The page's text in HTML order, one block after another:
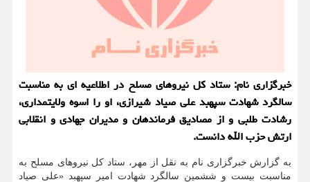
خبرگزاری نام: ستاد کل نیروهای مسلح در اطلاعیه ای به مناسبت
سالگرد شهادت سپهبد علی صیاد شیرازی، او را اسوه ولایتمداری،
رشادت طلبی و از مصادیق فرماندهان و مدیران جهادی و انقلابی
ارتش حزب الله دانست.
به گزارش خبرگزاری نام به نقل از مهر، ستاد کل نیروهای مسلح به
مناسبت بیست و ششمین سالگرد شهادت امیر سپهبد «علی صیاد